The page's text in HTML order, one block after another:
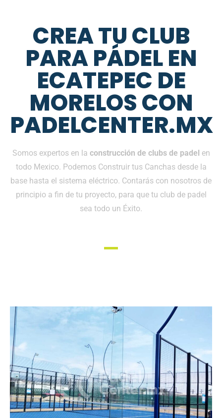
CREA TU CLUB
PARA PÁDEL EN
ECATEPEC DE
MORELOS CON
PADELCENTER.MX
Somos expertos en la construcción de clubs de padel en
todo Mexico. Podemos Construir tus Canchas desde la
base hasta el sistema eléctrico. Contarás con nosotros de
principio a fin de tu proyecto, para que tu club de padel
sea todo un Éxito.